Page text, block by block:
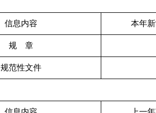
信息内容 本年
规 章
规范性文件